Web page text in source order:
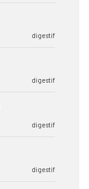
digestif
digestif
digestif
digestif